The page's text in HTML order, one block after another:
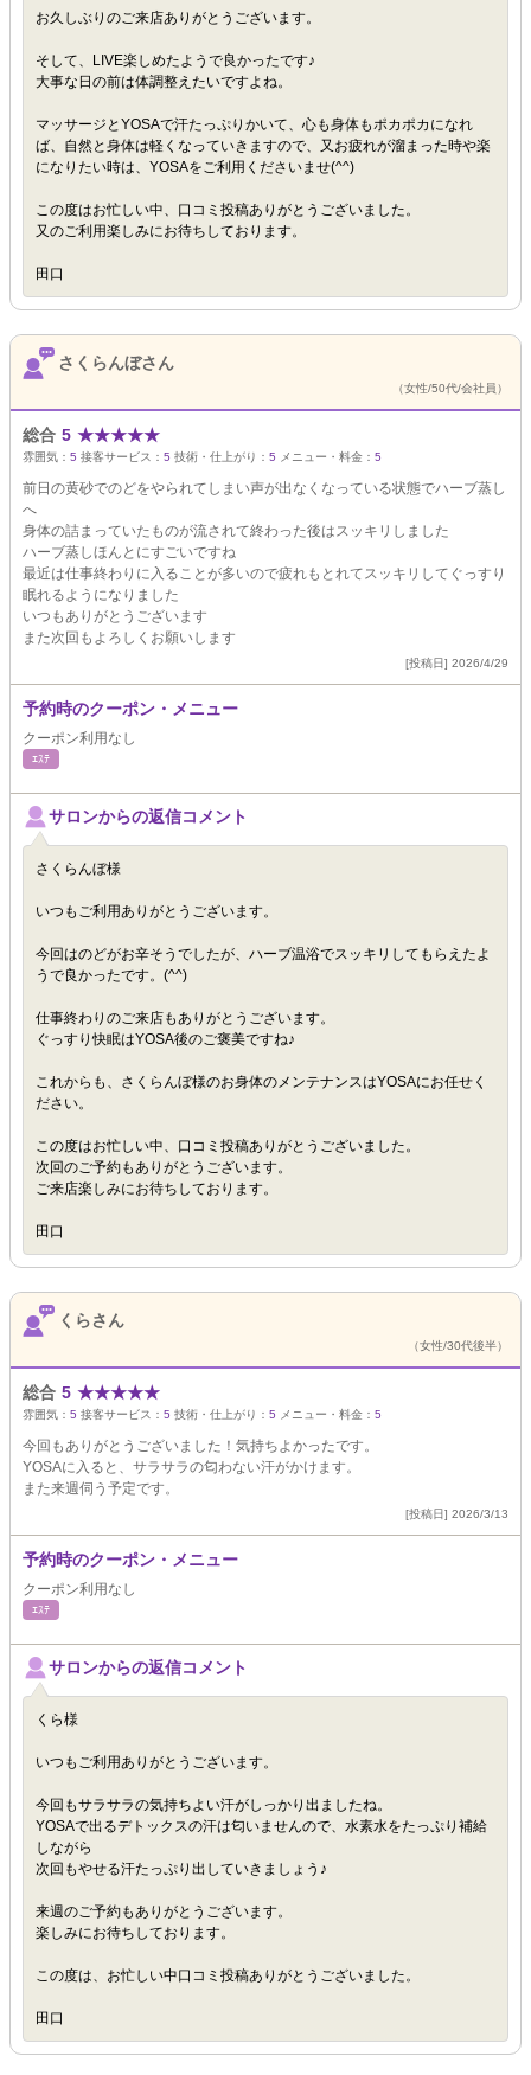
お久しぶりのご来店ありがとうございます。
そして、LIVE楽しめたようで良かったです♪
大事な日の前は体調整えたいですよね。
マッサージとYOSAで汗たっぷりかいて、心も身体もポカポカになれ
ば、自然と身体は軽くなっていきますので、又お疲れが溜まった時や楽
になりたい時は、YOSAをご利用くださいませ(^^)
この度はお忙しい中、口コミ投稿ありがとうございました。
又のご利用楽しみにお待ちしております。
田口
さくらんぼさん
（女性/50代/会社員）
総合 5 ★★★★★
雰囲気： 5 接客サービス： 5 技術・仕上がり： 5 メニュー・料金： 5
前日の黄砂でのどをやられてしまい声が出なくなっている状態でハーブ蒸し
へ
身体の詰まっていたものが流されて終わった後はスッキリしました
ハーブ蒸しほんとにすごいですね
最近は仕事終わりに入ることが多いので疲れもとれてスッキリしてぐっすり
眠れるようになりました
いつもありがとうございます
また次回もよろしくお願いします
[投稿日] 2026/4/29
予約時のクーポン・メニュー
クーポン利用なし
ｴｽﾃ
サロンからの返信コメント
さくらんぼ様
いつもご利用ありがとうございます。
今回はのどがお辛そうでしたが、ハーブ温浴でスッキリしてもらえたよ
うで良かったです。(^^)
仕事終わりのご来店もありがとうございます。
ぐっすり快眠はYOSA後のご褒美ですね♪
これからも、さくらんぼ様のお身体のメンテナンスはYOSAにお任せく
ださい。
この度はお忙しい中、口コミ投稿ありがとうございました。
次回のご予約もありがとうございます。
ご来店楽しみにお待ちしております。
田口
くらさん
（女性/30代後半）
総合 5 ★★★★★
雰囲気： 5 接客サービス： 5 技術・仕上がり： 5 メニュー・料金： 5
今回もありがとうございました！気持ちよかったです。
YOSAに入ると、サラサラの匂わない汗がかけます。
また来週伺う予定です。
[投稿日] 2026/3/13
予約時のクーポン・メニュー
クーポン利用なし
ｴｽﾃ
サロンからの返信コメント
くら様
いつもご利用ありがとうございます。
今回もサラサラの気持ちよい汗がしっかり出ましたね。
YOSAで出るデトックスの汗は匂いませんので、水素水をたっぷり補給
しながら
次回もやせる汗たっぷり出していきましょう♪
来週のご予約もありがとうございます。
楽しみにお待ちしております。
この度は、お忙しい中口コミ投稿ありがとうございました。
田口